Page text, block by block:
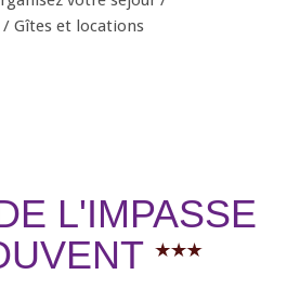
Gîtes et locations
L'IMPASSE